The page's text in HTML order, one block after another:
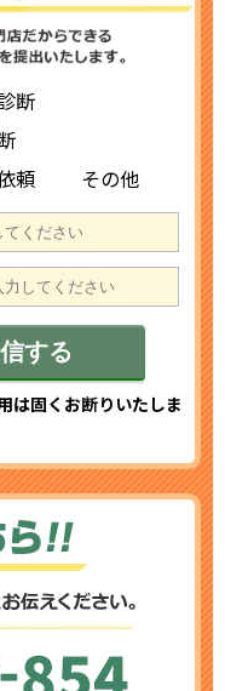
断
頼
その他
は固くお断りいたしま